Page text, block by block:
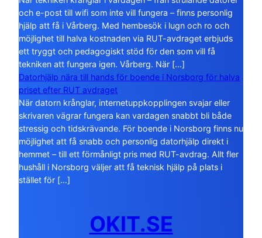
och e-post till wifi som inte vill fungera – finns personlig
hjälp att få i Vårberg. Med hembesök i lugn och ro och
möjlighet till halva kostnaden via RUT-avdraget erbjuds
ett tryggt och pedagogiskt stöd för den som vill få
tekniken att fungera igen. Vårberg. När […]
Datorhjälp nära till hands för boende i Norsborg för halva
priset efter RUT avdraget
När datorn krånglar, internetuppkopplingen svajar eller
skrivaren vägrar fungera kan vardagen snabbt bli både
stressig och tidskrävande. För boende i Norsborg finns nu
möjlighet att få snabb och personlig datorhjälp direkt i
hemmet – till ett förmånligt pris med RUT-avdrag. Allt fler
hushåll i Norsborg väljer att få teknisk hjälp på plats i
stället för […]
OKIT.SE